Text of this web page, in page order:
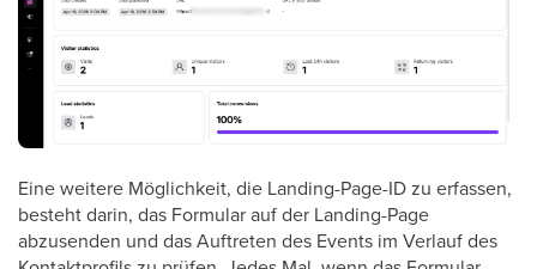
Eine weitere Möglichkeit, die Landing-Page-ID zu erfassen,
besteht darin, das Formular auf der Landing-Page
abzusenden und das Auftreten des Events im Verlauf des